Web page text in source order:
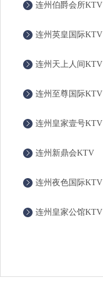
连州伯爵会所KTV
连州英皇国际KTV
连州天上人间KTV
连州至尊国际KTV
连州皇家壹号KTV
连州新鼎会KTV
连州夜色国际KTV
连州皇家公馆KTV